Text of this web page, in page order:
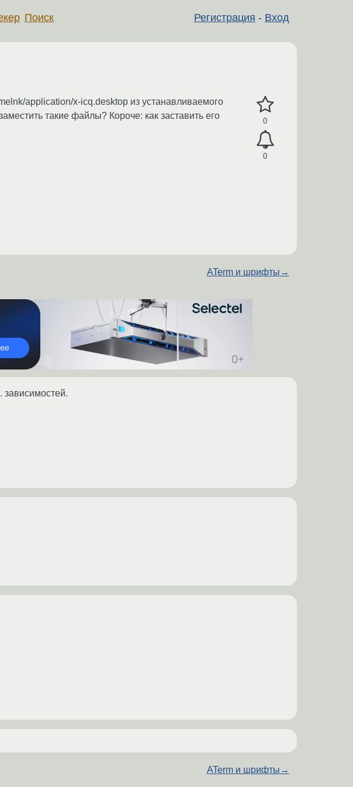
Регистрация - Вход
Поиск
0
0
application/x-icq.desktop из устанавливаемого
такие файлы? Короче: как заставить его
ATerm и шрифты →
зависимостей.
ATerm и шрифты →